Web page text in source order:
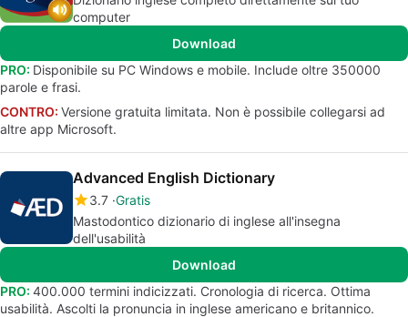
computer
Download
PRO: Disponibile su PC Windows e mobile. Include oltre 350000
parole e frasi.
CONTRO: Versione gratuita limitata. Non è possibile collegarsi ad
altre app Microsoft.
Advanced English Dictionary
3.7 Gratis
Mastodontico dizionario di inglese all'insegna
dell'usabilità
Download
PRO: 400.000 termini indicizzati. Cronologia di ricerca. Ottima
usabilità. Ascolti la pronuncia in inglese americano e britannico.